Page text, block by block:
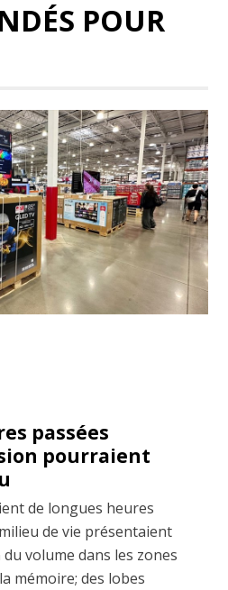
POUR
passées
pourraient
de longues heures
de vie présentaient
volume dans les zones
mémoire; des lobes